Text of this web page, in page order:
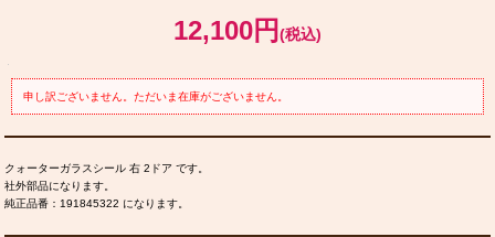
12,100円 (税込)
申し訳ございません。ただいま在庫がございません。
クォーターガラスシール 右 2ドア です。
社外部品になります。
純正品番：191845322 になります。